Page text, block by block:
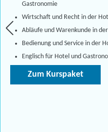
Gastronomie
Wirtschaft und Recht in der
Abläufe und Warenkunde in
Bedienung und Service in der
Englisch für Hotel und
Zum Kurspaket